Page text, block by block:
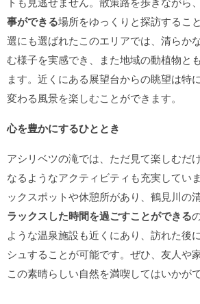
事ができる場所をゆっくりと探訪するこ
選にも選ばれたこのエリアでは、清らか
む様子を実感でき、また地域の動植物と
ます。近くにある展望台からの眺望は特
変わる風景を楽しむことができます。
心を豊かにするひととき
アシリベツの滝では、ただ見て楽しむだ
なるようなアクティビティも充実してい
ックスポットや休憩所があり、鶴見川の
ラックスした時間を過ごすことができる
ような温泉施設も近くにあり、訪れた後
シュすることが可能です。ぜひ、友人や
この素晴らしい自然を満喫してはいかが